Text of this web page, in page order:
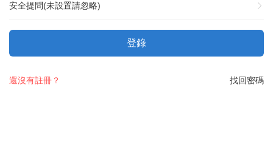
安全提問(未設置請忽略)
登錄
找回密碼
還沒有註冊？